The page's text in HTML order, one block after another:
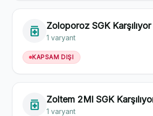
medication Zoloporoz SGK
1 varyant
KAPSAM DIŞI
medication Zoltem 2Ml SGK
1 varyant